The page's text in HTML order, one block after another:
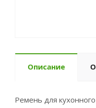
Описание
Ремень для